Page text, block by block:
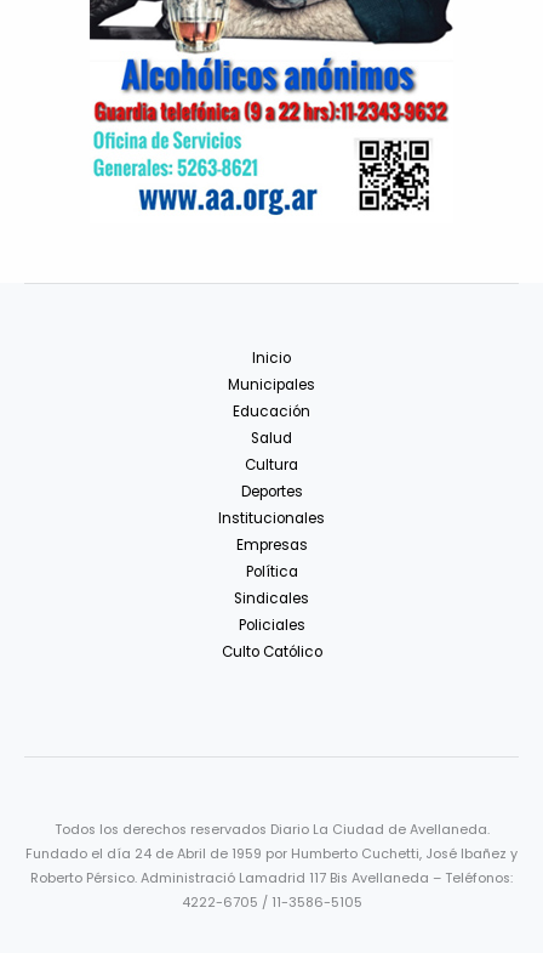
Inicio
Municipales
Educación
Salud
Cultura
Deportes
Institucionales
Empresas
Política
Sindicales
Policiales
Culto Católico
Todos los derechos reservados Diario La Ciudad de Avellaneda.
Fundado el día 24 de Abril de 1959 por Humberto Cuchetti, José Ibañez y
Roberto Pérsico. Administració Lamadrid 117 Bis Avellaneda – Teléfonos:
4222-6705 / 11-3586-5105